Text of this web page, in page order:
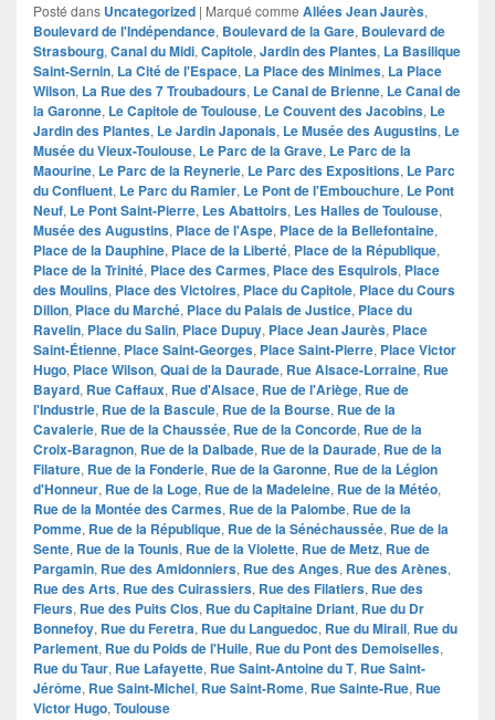
Posté dans Uncategorized | Marqué comme Allées Jean Jaurès,
Boulevard de l'Indépendance, Boulevard de la Gare, Boulevard de
Strasbourg, Canal du Midi, Capitole, Jardin des Plantes, La Basilique
Saint-Sernin, La Cité de l'Espace, La Place des Minimes, La Place
Wilson, La Rue des 7 Troubadours, Le Canal de Brienne, Le Canal de
la Garonne, Le Capitole de Toulouse, Le Couvent des Jacobins, Le
Jardin des Plantes, Le Jardin Japonais, Le Musée des Augustins, Le
Musée du Vieux-Toulouse, Le Parc de la Grave, Le Parc de la
Maourine, Le Parc de la Reynerie, Le Parc des Expositions, Le Parc
du Confluent, Le Parc du Ramier, Le Pont de l'Embouchure, Le Pont
Neuf, Le Pont Saint-Pierre, Les Abattoirs, Les Halles de Toulouse,
Musée des Augustins, Place de l'Aspe, Place de la Bellefontaine,
Place de la Dauphine, Place de la Liberté, Place de la République,
Place de la Trinité, Place des Carmes, Place des Esquirols, Place
des Moulins, Place des Victoires, Place du Capitole, Place du Cours
Dillon, Place du Marché, Place du Palais de Justice, Place du
Ravelin, Place du Salin, Place Dupuy, Place Jean Jaurès, Place
Saint-Étienne, Place Saint-Georges, Place Saint-Pierre, Place Victor
Hugo, Place Wilson, Quai de la Daurade, Rue Alsace-Lorraine, Rue
Bayard, Rue Caffaux, Rue d'Alsace, Rue de l'Ariège, Rue de
l'Industrie, Rue de la Bascule, Rue de la Bourse, Rue de la
Cavalerie, Rue de la Chaussée, Rue de la Concorde, Rue de la
Croix-Baragnon, Rue de la Dalbade, Rue de la Daurade, Rue de la
Filature, Rue de la Fonderie, Rue de la Garonne, Rue de la Légion
d'Honneur, Rue de la Loge, Rue de la Madeleine, Rue de la Météo,
Rue de la Montée des Carmes, Rue de la Palombe, Rue de la
Pomme, Rue de la République, Rue de la Sénéchaussée, Rue de la
Sente, Rue de la Tounis, Rue de la Violette, Rue de Metz, Rue de
Pargamin, Rue des Amidonniers, Rue des Anges, Rue des Arènes,
Rue des Arts, Rue des Cuirassiers, Rue des Filatiers, Rue des
Fleurs, Rue des Puits Clos, Rue du Capitaine Driant, Rue du Dr
Bonnefoy, Rue du Feretra, Rue du Languedoc, Rue du Mirail, Rue du
Parlement, Rue du Poids de l'Huile, Rue du Pont des Demoiselles,
Rue du Taur, Rue Lafayette, Rue Saint-Antoine du T, Rue Saint-
Jérôme, Rue Saint-Michel, Rue Saint-Rome, Rue Sainte-Rue, Rue
Victor Hugo, Toulouse